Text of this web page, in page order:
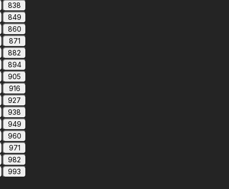
838
849
860
871
882
894
905
916
927
938
949
960
971
982
993